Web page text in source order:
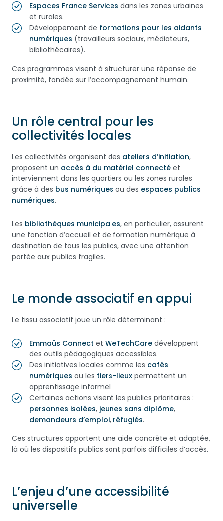
Espaces France Services dans les zones urbaines
et rurales.
Développement de formations pour les aidants
numériques (travailleurs sociaux, médiateurs,
bibliothécaires).
Ces programmes visent à structurer une réponse de
proximité, fondée sur l’accompagnement humain.
Un rôle central pour les
collectivités locales
Les collectivités organisent des ateliers d’initiation,
proposent un accès à du matériel connecté et
interviennent dans les quartiers ou les zones rurales
grâce à des bus numériques ou des espaces publics
numériques.
Les bibliothèques municipales, en particulier, assurent
une fonction d’accueil et de formation numérique à
destination de tous les publics, avec une attention
portée aux publics fragiles.
Le monde associatif en appui
Le tissu associatif joue un rôle déterminant :
Emmaüs Connect et WeTechCare développent
des outils pédagogiques accessibles.
Des initiatives locales comme les cafés
numériques ou les tiers-lieux permettent un
apprentissage informel.
Certaines actions visent les publics prioritaires :
personnes isolées, jeunes sans diplôme,
demandeurs d’emploi, réfugiés.
Ces structures apportent une aide concrète et adaptée,
là où les dispositifs publics sont parfois difficiles d’accès.
L’enjeu d’une accessibilité
universelle